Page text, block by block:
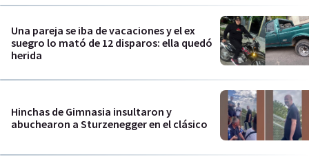
Una pareja se iba de vacaciones y el ex
suegro lo mató de 12 disparos: ella quedó
herida
Hinchas de Gimnasia insultaron y
abuchearon a Sturzenegger en el clásico